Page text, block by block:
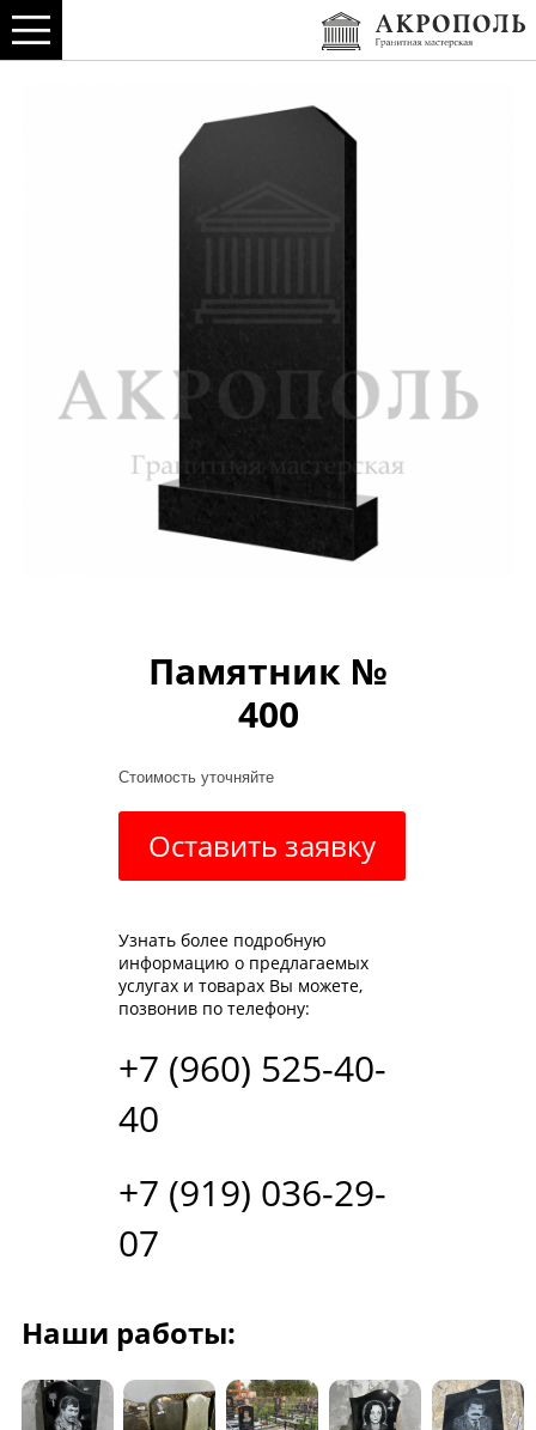
Памятник №
400
Стоимость уточняйте
Оставить заявку
Узнать более подробную
информацию о предлагаемых
услугах и товарах Вы можете,
позвонив по телефону:
+7 (960) 525-40-
40
+7 (919) 036-29-
07
Наши работы: